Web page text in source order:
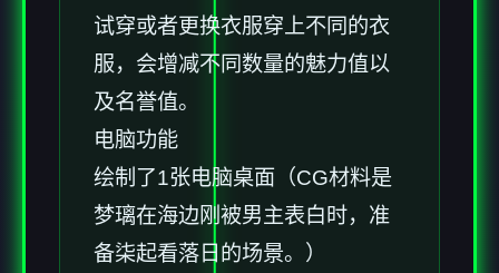
试穿或者更换衣服穿上不同的衣
服，会增减不同数量的魅力值以
及名誉值。
电脑功能
绘制了1张电脑桌面（CG材料是
梦璃在海边刚被男主表白时，准
备柒起看落日的场景。）